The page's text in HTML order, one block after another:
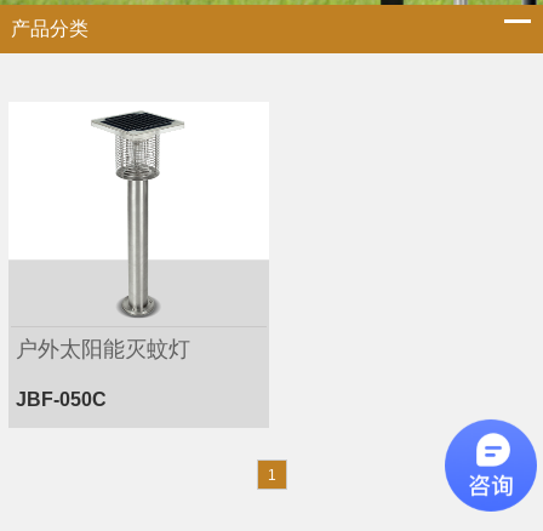
产品分类
户外太阳能灭蚊灯
JBF-050C
1